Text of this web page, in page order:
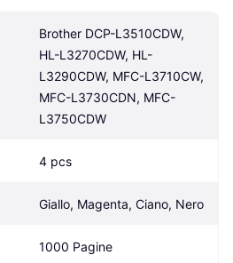
Brother DCP-L3510CDW,
HL-L3270CDW, HL-
L3290CDW, MFC-L3710CW,
MFC-L3730CDN, MFC-
L3750CDW
4 pcs
Giallo, Magenta, Ciano, Nero
1000 Pagine